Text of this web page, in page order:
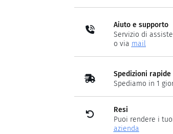
Aiuto e supporto
Servizio di
o via mail
Spedizioni rapide
Spediamo in 1
Resi
Puoi rendere i
azienda